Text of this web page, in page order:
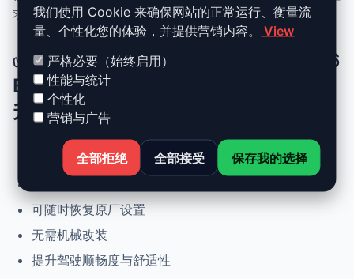
求更灵敏驾驶体验且希望保持原厂可靠性的车主。
✅ Audi A7 - 4G - 2010 / 2017 3.0 V6
Bi TDi Competition - 326ch Stage 1
升级优势
动力提升高达 +30%，扭矩提升 +25%
可随时恢复原厂设置
无需机械改装
提升驾驶顺畅度与舒适性
我们使用 Cookie 来确保网站的正常运行、衡量流
量、个性化您的体验，并提供营销内容。
View
严格必要（始终启用）
性能与统计
个性化
营销与广告
全部拒绝 全部接受 保存我的选择